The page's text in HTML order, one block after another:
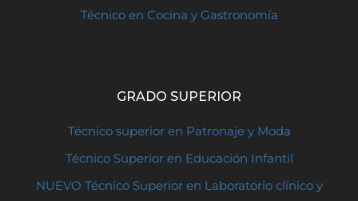
Técnico en Cocina y Gastronomía
GRADO SUPERIOR
Técnico superior en Patronaje y Moda
Técnico Superior en Educación Infantil
NUEVO Técnico Superior en Laboratorio clínico y